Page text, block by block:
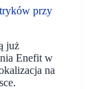
przy
już
Enefit w
na